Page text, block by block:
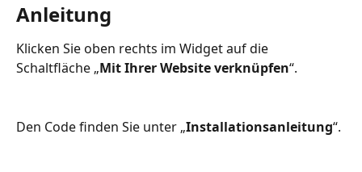
Anleitung
Klicken Sie oben rechts im Widget auf die
Schaltfläche „Mit Ihrer Website verknüpfen“.
Den Code finden Sie unter „Installationsanleitung“.